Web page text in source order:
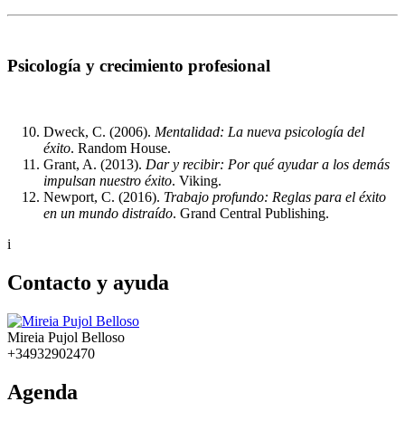
Psicología y crecimiento profesional
Dweck, C. (2006). Mentalidad: La nueva psicología del
éxito. Random House.
Grant, A. (2013). Dar y recibir: Por qué ayudar a los demás
impulsan nuestro éxito. Viking.
Newport, C. (2016). Trabajo profundo: Reglas para el éxito
en un mundo distraído. Grand Central Publishing.
i
Contacto y ayuda
Mireia Pujol Belloso
+34932902470
Agenda